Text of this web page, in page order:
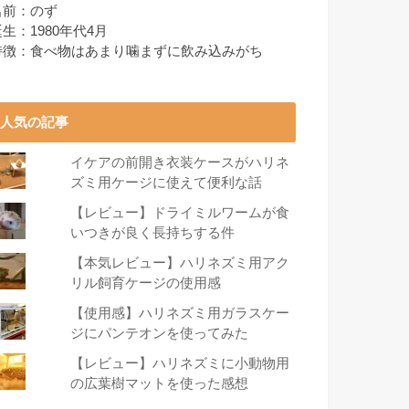
前：のず
：1980年代4月
徴：食べ物はあまり噛まずに飲み込みがち
人気の記事
イケアの前開き衣装ケースがハリネ
ズミ用ケージに使えて便利な話
【レビュー】ドライミルワームが食
いつきが良く長持ちする件
【本気レビュー】ハリネズミ用アク
リル飼育ケージの使用感
【使用感】ハリネズミ用ガラスケー
ジにパンテオンを使ってみた
【レビュー】ハリネズミに小動物用
の広葉樹マットを使った感想